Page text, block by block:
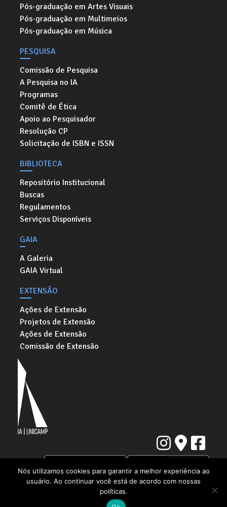
Pós-graduação em Artes Visuais
Pós-graduação em Multimeios
Pós-graduação em Música
PESQUISA
Comissão de Pesquisa
A Pesquisa no IA
Programas
Comitê de Ética
Apoio ao Pesquisador
Resolução CP
Solicitação de ISBN e ISSN
BIBLIOTECA
Repositório Institucional
Buscas
Regulamentos
Serviços Disponíveis
GAIA
A Galeria
GAIA Virtual
EXTENSÃO
Ações de Extensão
Projetos de Extensão
Ações de Extensão
Comissão de Extensão
Instituto de Artes da Universidade Estadual de Campinas
Rua Elis Regina, 50. Cidade Universitária "Zeferino Vaz" | Barão Geraldo,
Campinas - SP | CEP: 13083-854
Nós utilizamos cookies para garantir a melhor experiência ao
usuário. Ao continuar você está de acordo com nossas
políticas.